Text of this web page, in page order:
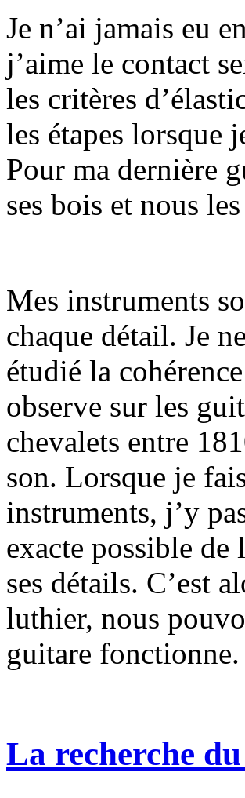
Je n’ai jamais eu
j’aime le contact
les critères
les étapes lorsque
Pour ma dernière
ses bois et nous
Mes instruments
chaque détail. Je
étudié la
observe sur les
chevalets entre
son. Lorsque je
instruments, j’y
exacte possible
ses détails. C’est
luthier, nous
guitare fonctionne.
La recherche